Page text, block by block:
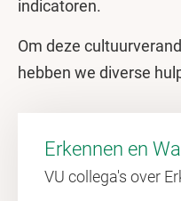
indicatoren.
Om deze
hebben we diverse
Erkennen en
VU collega's over